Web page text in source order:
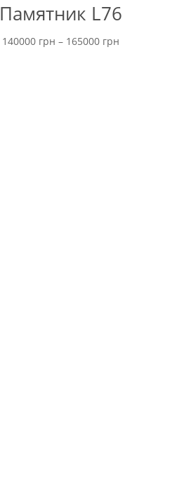
Памятник L76
140000 грн – 165000 грн